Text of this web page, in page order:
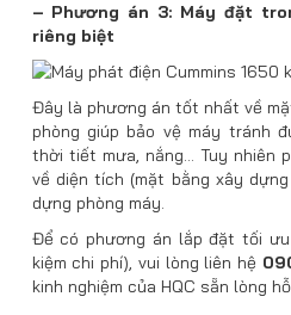
– Phương án 3: Máy đặt
riêng biệt
Đây là phương án tốt nhất về
phòng giúp bảo vệ máy tránh
thời tiết mưa, nắng… Tuy nhiên
về diện tích (mặt bằng xây
dựng phòng máy.
Để có phương án lắp đặt tối
kiệm chi phí), vui lòng liên hệ
kinh nghiệm của HQC sẵn lòng